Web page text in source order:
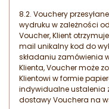
8.2. Vouchery
wydruku w zależności
Voucher, Klient
mail unikalny kod do
składaniu zamówienia
Klienta, Voucher może
Klientowi w formie
indywidualne ustalenia
dostawy Vouchera na